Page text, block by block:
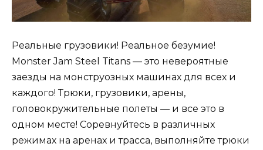
Реальные грузовики! Реальное безумие!
Monster Jam Steel Titans — это невероятные
заезды на монструозных машинах для всех и
каждого! Трюки, грузовики, арены,
головокружительные полеты — и все это в
одном месте! Соревнуйтесь в различных
режимах на аренах и трасса, выполняйте трюки